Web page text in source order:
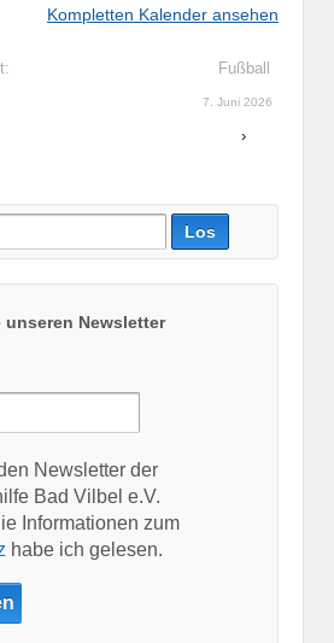
Kompletten Kalender ansehen
Fußball
7. Juni 2026
›
unseren Newsletter
Newsletter der
Bad Vilbel e.V.
Informationen zum
habe ich gelesen.